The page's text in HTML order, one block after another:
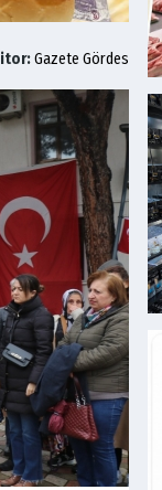
Gazete Gördes